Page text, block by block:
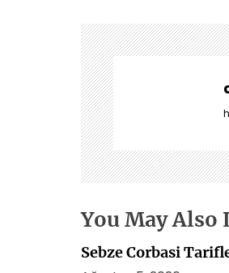
g
e
z
i
n
m
e
s
i
You May Also
Sebze Corbasi